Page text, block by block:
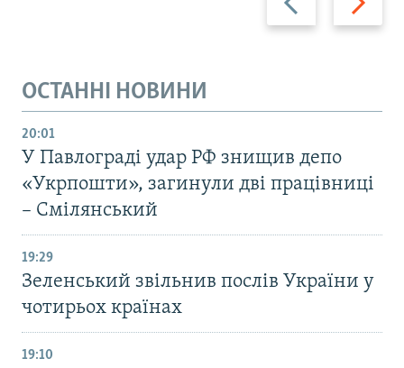
ОСТАННІ НОВИНИ
20:01
У Павлограді удар РФ знищив депо
«Укрпошти», загинули дві працівниці
– Смілянський
19:29
Зеленський звільнив послів України у
чотирьох країнах
19:10